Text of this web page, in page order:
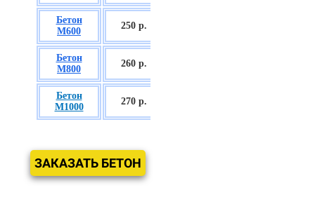
Бетон
М600
250 р.
Бетон
М800
260 р.
Бетон
М1000
270 р.
ЗАКАЗАТЬ БЕТОН